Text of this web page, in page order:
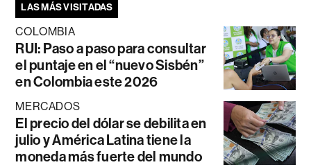
LAS MÁS VISITADAS
COLOMBIA
RUI: Paso a paso para consultar
el puntaje en el “nuevo Sisbén”
en Colombia este 2026
MERCADOS
El precio del dólar se debilita en
julio y América Latina tiene la
moneda más fuerte del mundo